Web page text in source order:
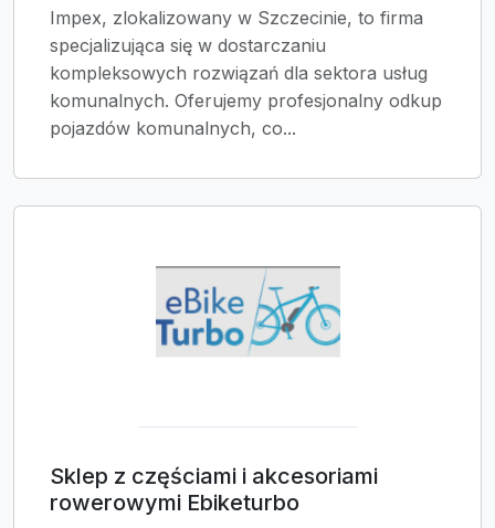
Impex, zlokalizowany w Szczecinie, to firma
specjalizująca się w dostarczaniu
kompleksowych rozwiązań dla sektora usług
komunalnych. Oferujemy profesjonalny odkup
pojazdów komunalnych, co...
Sklep z częściami i akcesoriami
rowerowymi Ebiketurbo